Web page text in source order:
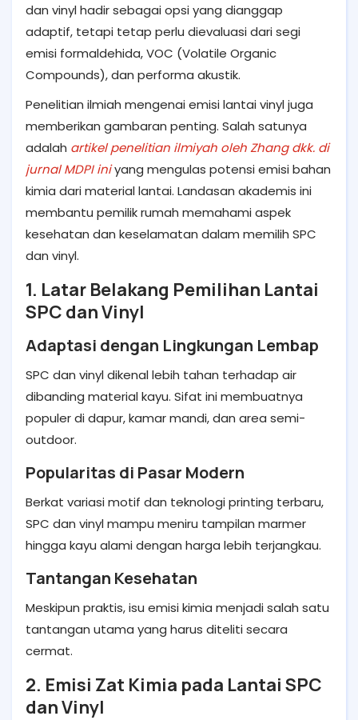
dan vinyl hadir sebagai opsi yang dianggap
adaptif, tetapi tetap perlu dievaluasi dari segi
emisi formaldehida, VOC (Volatile Organic
Compounds), dan performa akustik.
Penelitian ilmiah mengenai emisi lantai vinyl juga
memberikan gambaran penting. Salah satunya
adalah artikel penelitian ilmiyah oleh Zhang dkk. di
jurnal MDPI iniyang mengulas potensi emisi bahan
kimia dari material lantai. Landasan akademis ini
membantu pemilik rumah memahami aspek
kesehatan dan keselamatan dalam memilih SPC
dan vinyl.
1. Latar Belakang Pemilihan Lantai
SPC dan Vinyl
Adaptasi dengan Lingkungan Lembap
SPC dan vinyl dikenal lebih tahan terhadap air
dibanding material kayu. Sifat ini membuatnya
populer di dapur, kamar mandi, dan area semi-
outdoor.
Popularitas di Pasar Modern
Berkat variasi motif dan teknologi printing terbaru,
SPC dan vinyl mampu meniru tampilan marmer
hingga kayu alami dengan harga lebih terjangkau.
Tantangan Kesehatan
Meskipun praktis, isu emisi kimia menjadi salah satu
tantangan utama yang harus diteliti secara
cermat.
2. Emisi Zat Kimia pada Lantai SPC
dan Vinyl